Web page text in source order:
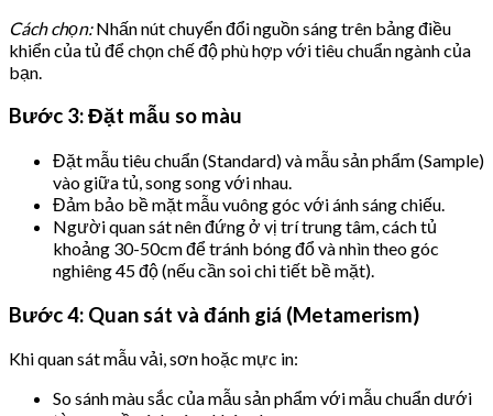
Cách chọn:Nhấn nút chuyển đổi nguồn sáng trên bảng điều
khiển của tủ để chọn chế độ phù hợp với tiêu chuẩn ngành của
bạn.
Bước 3: Đặt mẫu so màu
Đặt mẫu tiêu chuẩn (Standard) và mẫu sản phẩm (Sample)
vào giữa tủ, song song với nhau.
Đảm bảo bề mặt mẫu vuông góc với ánh sáng chiếu.
Người quan sát nên đứng ở vị trí trung tâm, cách tủ
khoảng 30-50cm để tránh bóng đổ và nhìn theo góc
nghiêng 45 độ (nếu cần soi chi tiết bề mặt).
Bước 4: Quan sát và đánh giá (Metamerism)
Khi quan sát mẫu vải, sơn hoặc mực in:
So sánh màu sắc của mẫu sản phẩm với mẫu chuẩn dưới